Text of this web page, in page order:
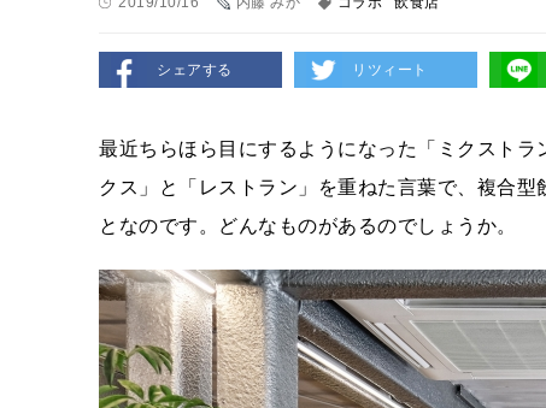
シェアする リツィート
最近ちらほら目にするようになった「ミクスト
クス」と「レストラン」を重ねた言葉で、複合
となのです。どんなものがあるのでしょうか。